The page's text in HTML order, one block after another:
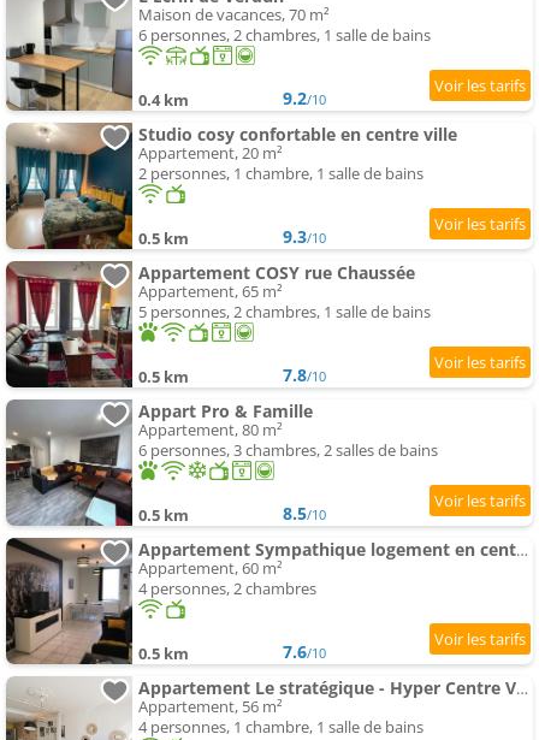
Maison de vacances, 70 m²
6 personnes, 2 chambres, 1 salle de bains
0.4 km 9.2/10
Studio cosy confortable en centre ville
Appartement, 20 m²
2 personnes, 1 chambre, 1 salle de bains
0.5 km 9.3/10
Appartement COSY rue Chaussée
Appartement, 65 m²
5 personnes, 2 chambres, 1 salle de bains
0.5 km 7.8/10
Appart Pro & Famille
Appartement, 80 m²
6 personnes, 3 chambres, 2 salles de bains
0.5 km 8.5/10
Appartement Sympathique logement en centre ville
Appartement, 60 m²
4 personnes, 2 chambres
0.5 km 7.6/10
Appartement Le stratégique - Hyper Centre Verdun
Appartement, 56 m²
4 personnes, 1 chambre, 1 salle de bains